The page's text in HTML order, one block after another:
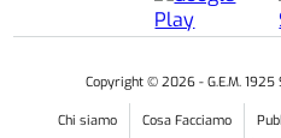
Copyright © 2026 - G.E.M.
Chi siamo Cosa Facciamo